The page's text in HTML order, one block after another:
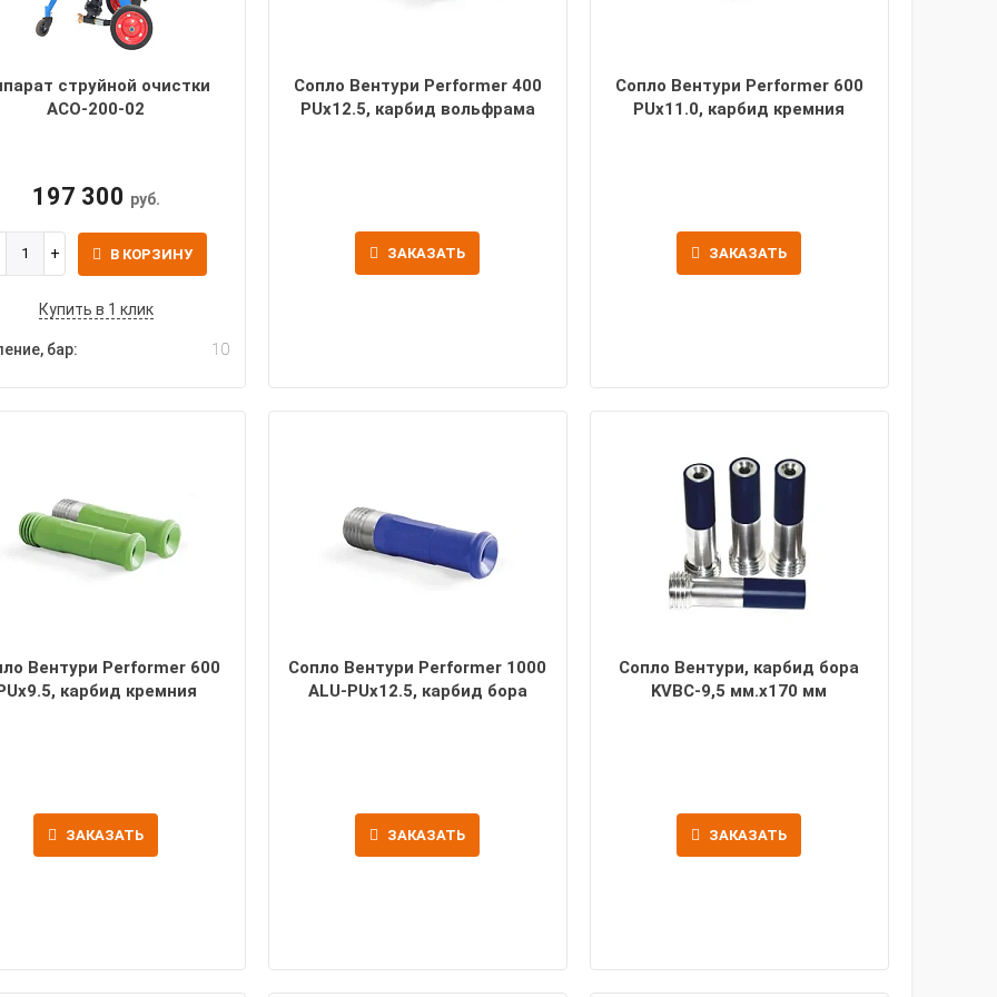
струйной очистки
АСО-200-02
197 300 руб.
В КОРЗИНУ
Купить в 1 клик
бар: 10
Сопло Вентури Performer 400
PUx12.5, карбид вольфрама
ЗАКАЗАТЬ
Сопло Вентури Performer 600
PUx11.0, карбид кремния
ЗАКАЗАТЬ
Вентури Performer 600
карбид кремния
ЗАКАЗАТЬ
Сопло Вентури Performer 1000
ALU-PUx12.5, карбид бора
ЗАКАЗАТЬ
Сопло Вентури, карбид бора
KVBC-9,5 мм.х170 мм
ЗАКАЗАТЬ